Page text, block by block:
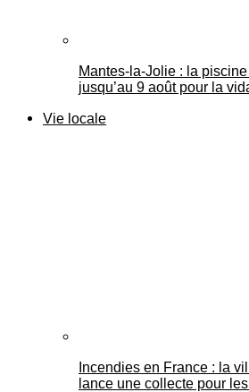
Mantes-la-Jolie : la
jusqu’au 9 août pour la
Vie locale
Incendies en France : la
lance une collecte pour